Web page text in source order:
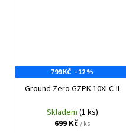
799 KČ –12 %
Ground Zero GZPK 10XLC-II
Skladem (1 ks)
699 Kč/ ks